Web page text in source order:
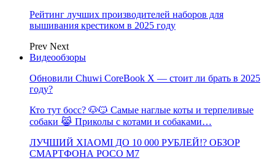
Рейтинг лучших производителей наборов для
вышивания крестиком в 2025 году
Prev Next
Видеообзоры
Обновили Chuwi CoreBook X — стоит ли брать в 2025
году?
Кто тут босс? 🐶😼 Самые наглые коты и терпеливые
собаки 😹 Приколы с котами и собаками…
ЛУЧШИЙ XIAOMI ДО 10 000 РУБЛЕЙ!? ОБЗОР
СМАРТФОНА POCO M7